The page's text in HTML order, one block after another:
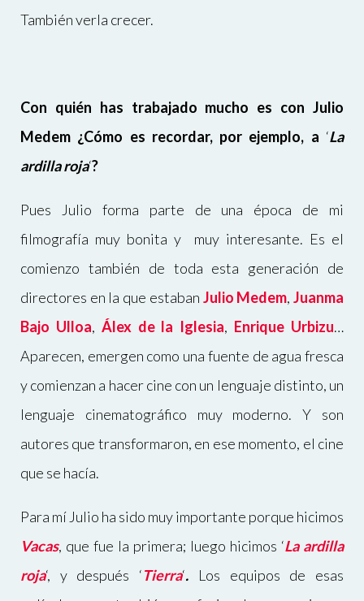
También verla crecer.
Con quién has trabajado mucho es con Julio
Medem ¿Cómo es recordar, por ejemplo, a ‘La
ardilla roja‘?
Pues Julio forma parte de una época de mi
filmografía muy bonita y muy interesante. Es el
comienzo también de toda esta generación de
directores en la que estaban Julio Medem,Juanma
Bajo Ulloa, Álex de la Iglesia, Enrique Urbizu…
Aparecen, emergen como una fuente de agua fresca
y comienzan a hacer cine con un lenguaje distinto, un
lenguaje cinematográfico muy moderno. Y son
autores que transformaron, en ese momento, el cine
que se hacía.
Para mí Julio ha sido muy importante porque hicimos
Vacas, que fue la primera; luego hicimos ‘La ardilla
roja‘, y después ‘Tierra‘. Los equipos de esas